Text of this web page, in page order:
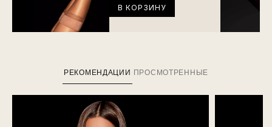
В КОРЗИНУ
РЕКОМЕНДАЦИИ ПРОСМОТРЕННЫЕ